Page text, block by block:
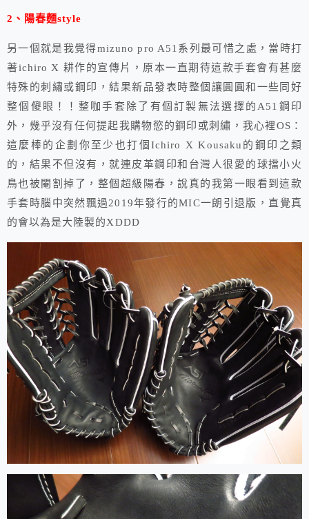
2、陽春麵style
另一個就是我覺得mizuno pro A51系列最可惜之處，當時打
著ichiro X 耕作的宣傳片，原本一直期待這款手套會有甚麼
特殊的刺繡或鋼印，結果新品發表時整個讓圓圓和一些同好
整個傻眼！！整咖手套除了有個訂製無法選擇的A51鋼印
外，幾乎沒有任何提起我購物慾的鋼印或刺繡，我心裡OS：
這麼棒的企劃你至少也打個Ichiro X Kousaku的鋼印之類
的，結果不但沒有，就連皮革鋼印和台灣人很愛的球擋小火
鳥也被閹割掉了，整個超級陽春，說真的我第一眼看到這款
手套時腦中突然飄過2019年發行的MIC一朗引退版，直覺真
的會以為是大陸製的XDDD